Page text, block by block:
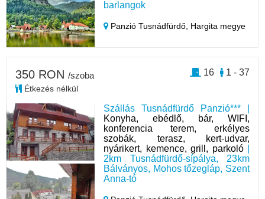
barlangok
Panzió Tusnádfürdő, Hargita megye
Szállás Tusnádfürdő Panzió*** |
Konyha, ebédlő, bár, WIFI,
konferencia terem, erkélyes
szobák, terasz, kert-udvar,
nyárikert, kemence, grill, parkoló|
2km Tusnádfürdő-sípálya, 23km
Bálványos, Mohos tőzegláp, Szent
Anna-tó
350 RON /szoba
Étkezés nélkül
1 - 37
16